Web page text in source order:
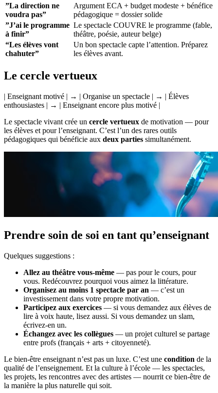
”La direction ne
voudra pas”
Argument ECA + budget modeste + bénéfice
pédagogique = dossier solide
”J’ai le programme
à finir”
Le spectacle COUVRE le programme (fable,
théâtre, poésie, auteur belge)
“Les élèves vont
chahuter”
Un bon spectacle capte l’attention. Préparez
les élèves avant.
Le cercle vertueux
| Enseignant motivé | → | Organise un spectacle | → | Élèves
enthousiastes | → | Enseignant encore plus motivé |
Le spectacle vivant crée un cercle vertueux de motivation — pour
les élèves et pour l’enseignant. C’est l’un des rares outils
pédagogiques qui bénéficie aux deux parties simultanément.
Prendre soin de soi en tant qu’enseignant
Quelques suggestions :
Allez au théâtre vous-même — pas pour le cours, pour
vous. Redécouvrez pourquoi vous aimez la littérature.
Organisez au moins 1 spectacle par an — c’est un
investissement dans votre propre motivation.
Participez aux exercices — si vous demandez aux élèves de
lire à voix haute, lisez aussi. Si vous demandez un slam,
écrivez-en un.
Échangez avec les collègues — un projet culturel se partage
entre profs (français + arts + citoyenneté).
Le bien-être enseignant n’est pas un luxe. C’est une condition de la
qualité de l’enseignement. Et la culture à l’école — les spectacles,
les projets, les rencontres avec des artistes — nourrit ce bien-être de
la manière la plus naturelle qui soit.